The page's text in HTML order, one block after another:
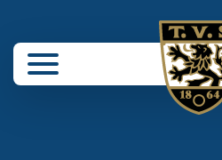
schließen